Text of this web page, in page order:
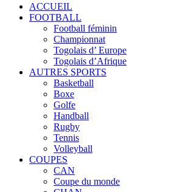
ACCUEIL
FOOTBALL
Football féminin
Championnat
Togolais d’ Europe
Togolais d’Afrique
AUTRES SPORTS
Basketball
Boxe
Golfe
Handball
Rugby
Tennis
Volleyball
COUPES
CAN
Coupe du monde